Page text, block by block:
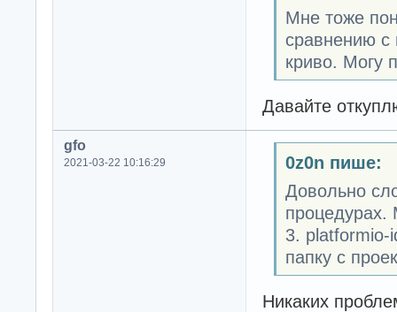
Мне тоже
сравнению с
криво. Могу
Давайте
gfo
2021-03-22 10:16:29
0z0n пише:
Довольно
процедурах.
3. platformio-
папку с
Никаких